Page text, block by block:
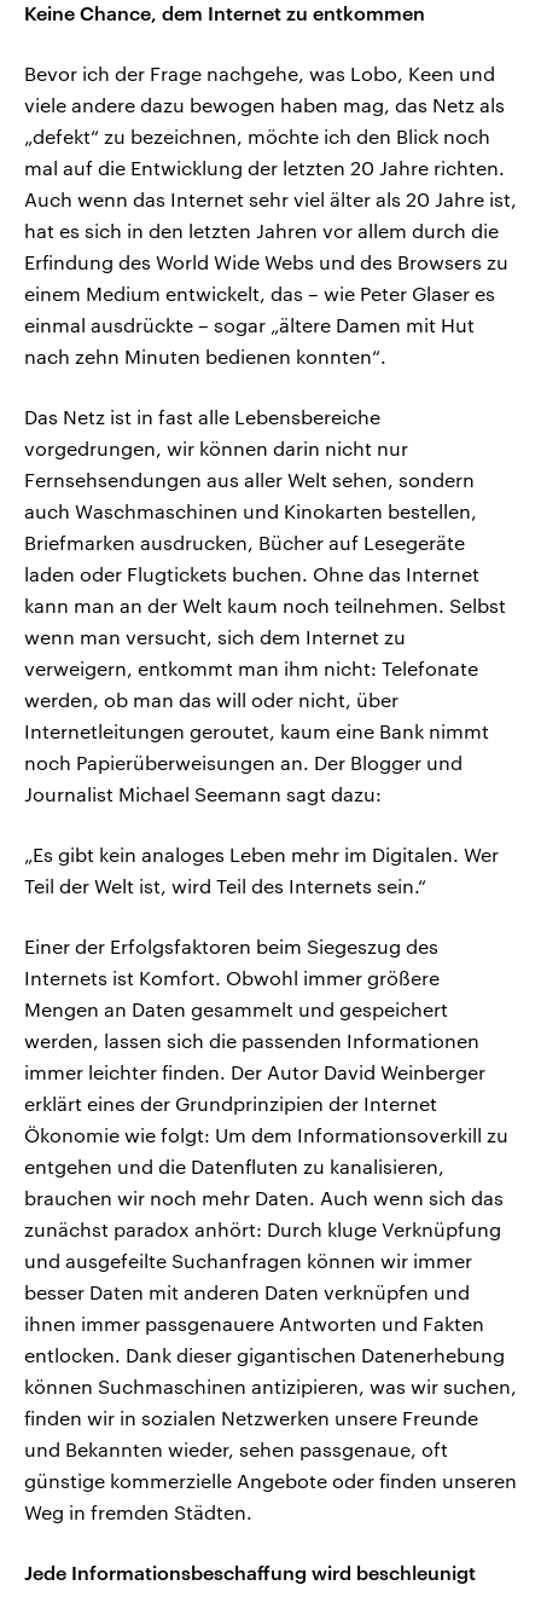
Keine Chance, dem Internet zu entkommen
Bevor ich der Frage nachgehe, was Lobo, Keen und
viele andere dazu bewogen haben mag, das Netz als
„defekt“ zu bezeichnen, möchte ich den Blick noch
mal auf die Entwicklung der letzten 20 Jahre richten.
Auch wenn das Internet sehr viel älter als 20 Jahre ist,
hat es sich in den letzten Jahren vor allem durch die
Erfindung des World Wide Webs und des Browsers zu
einem Medium entwickelt, das – wie Peter Glaser es
einmal ausdrückte – sogar „ältere Damen mit Hut
nach zehn Minuten bedienen konnten“.
Das Netz ist in fast alle Lebensbereiche
vorgedrungen, wir können darin nicht nur
Fernsehsendungen aus aller Welt sehen, sondern
auch Waschmaschinen und Kinokarten bestellen,
Briefmarken ausdrucken, Bücher auf Lesegeräte
laden oder Flugtickets buchen. Ohne das Internet
kann man an der Welt kaum noch teilnehmen. Selbst
wenn man versucht, sich dem Internet zu
verweigern, entkommt man ihm nicht: Telefonate
werden, ob man das will oder nicht, über
Internetleitungen geroutet, kaum eine Bank nimmt
noch Papierüberweisungen an. Der Blogger und
Journalist Michael Seemann sagt dazu:
„Es gibt kein analoges Leben mehr im Digitalen. Wer
Teil der Welt ist, wird Teil des Internets sein.“
Einer der Erfolgsfaktoren beim Siegeszug des
Internets ist Komfort. Obwohl immer größere
Mengen an Daten gesammelt und gespeichert
werden, lassen sich die passenden Informationen
immer leichter finden. Der Autor David Weinberger
erklärt eines der Grundprinzipien der Internet
Ökonomie wie folgt: Um dem Informationsoverkill zu
entgehen und die Datenfluten zu kanalisieren,
brauchen wir noch mehr Daten. Auch wenn sich das
zunächst paradox anhört: Durch kluge Verknüpfung
und ausgefeilte Suchanfragen können wir immer
besser Daten mit anderen Daten verknüpfen und
ihnen immer passgenauere Antworten und Fakten
entlocken. Dank dieser gigantischen Datenerhebung
können Suchmaschinen antizipieren, was wir suchen,
finden wir in sozialen Netzwerken unsere Freunde
und Bekannten wieder, sehen passgenaue, oft
günstige kommerzielle Angebote oder finden unseren
Weg in fremden Städten.
Jede Informationsbeschaffung wird beschleunigt